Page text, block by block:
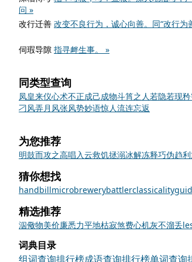
问 »
改行迁善 改变不良行为，诚心向善。同“改行为
伺瑕导隙 指寻衅生事。 »
同类型查询
凤皇来仪心术不正成己成物斗筲之人若隐若现
刁风弄月 风张风势妙语惊人流连忘返
为您推荐
明鼓而攻之高唱入云救饥拯溺冰解冻释巧伪趋利
猜你想找
handbillmicrobrewerybattlerclassicality
精选推荐
泅儆物美价廉悉力平地枯寂煞费心机灰不溜丢
词典目录
组词查询排行榜成语查询排行榜单词查询